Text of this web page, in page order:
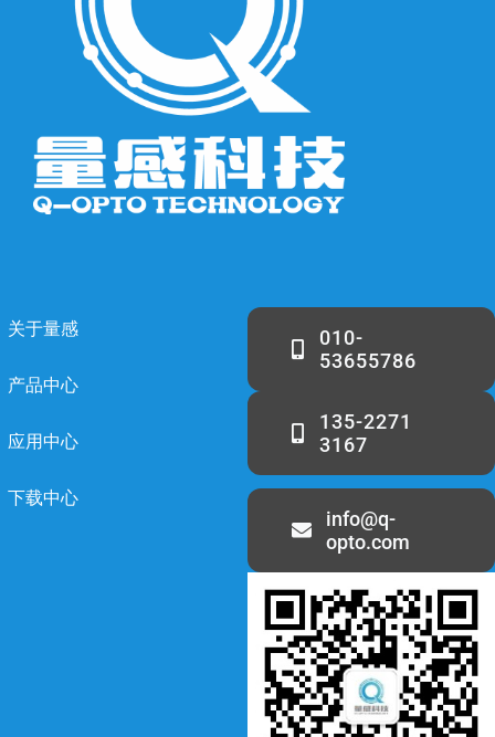
关于量感
产品中心
应用中心
下载中心
010-
53655786
135-2271
3167
info@q-
opto.com